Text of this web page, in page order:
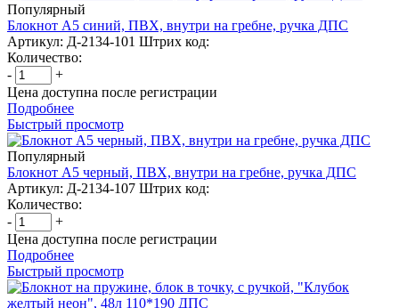
Популярный
Блокнот А5 синий, ПВХ, внутри на гребне, ручка ДПС
Артикул: Д-2134-101 Штрих код:
Количество:
-
+
Цена доступна после регистрации
Подробнее
Быстрый просмотр
Популярный
Блокнот А5 черный, ПВХ, внутри на гребне, ручка ДПС
Артикул: Д-2134-107 Штрих код:
Количество:
-
+
Цена доступна после регистрации
Подробнее
Быстрый просмотр